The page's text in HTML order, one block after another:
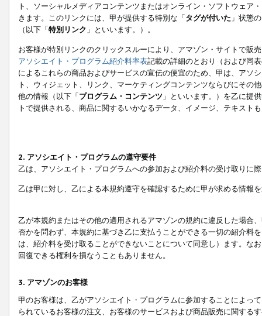
ト、ソーシャルメディアコンテンツまたはオンライン・ソフトウェア
きます。このリンクには、甲が提供する特別な「タグが付いた 」状態
（以下「特別リンク 」といいます。）。
お客様が特別リンクのクリックスルーにより、アマゾン・サイトで販
アソシエイト・プログラム紹介料率表記載の詳細のとおり（および同
によるこれらの商品およびサービスの宣伝の便宜のため、甲は、アソ
ト、ウィジェット、リンク、マーケティングコンテンツならびにその
他の情報（以下「プログラム・コンテンツ 」といいます。）を乙に提
トで提供される、商品に関するいかなるデータ、イメージ、テキス
2. アソシエイト・プログラムの遵守要件
乙は、アソシエイト・プログラムへの参加および紹介料の受け取りに
乙は甲に対し、乙による本規約遵守を確認するために甲が求める情報
乙が本規約またはその他の適用されるアマゾンの規約に違反した場合
否かを問わず、本規約に基づき乙に支払うことができる一切の紹介料
は、紹介料を受け取ることができないことについて同意し）ます。な
回復できる権利を損なうこともありません。
3. アマゾンのお客様
甲のお客様は、乙がアソシエイト・プログラムに参加することによっ
られているお客様の注文、お客様のサービスおよび商品販売に関する